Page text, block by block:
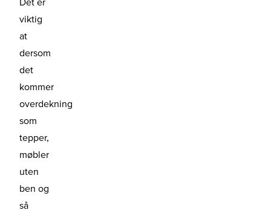
viktig
at
dersom
det
kommer
overdekning
som
tepper,
møbler
uten
ben og
så